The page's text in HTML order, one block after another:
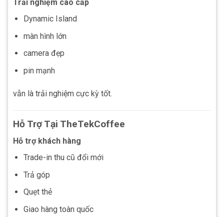
Trải nghiệm cao cấp
Dynamic Island
màn hình lớn
camera đẹp
pin mạnh
vẫn là trải nghiệm cực kỳ tốt.
Hỗ Trợ Tại TheTekCoffee
Hỗ trợ khách hàng
Trade-in thu cũ đổi mới
Trả góp
Quẹt thẻ
Giao hàng toàn quốc